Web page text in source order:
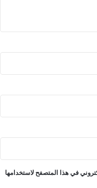
في هذا المتصفح لاستخدامها